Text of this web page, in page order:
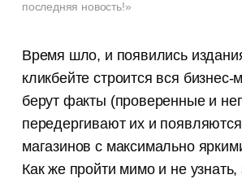
последняя новость!»
Время шло, и появились
кликбейте строится вся
берут факты (проверенные и
передергивают их и
магазинов с максимально
Как же пройти мимо и не узнать,